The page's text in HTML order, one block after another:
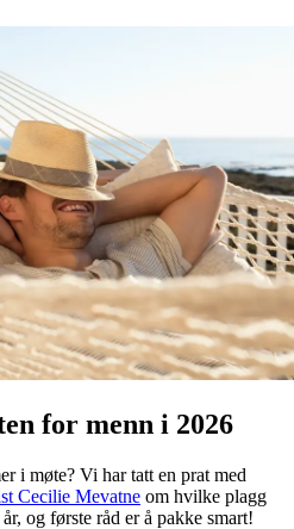
for menn i 2026
i møte? Vi har tatt en prat med
Cecilie Mevatne om hvilke plagg
og første råd er å pakke smart!